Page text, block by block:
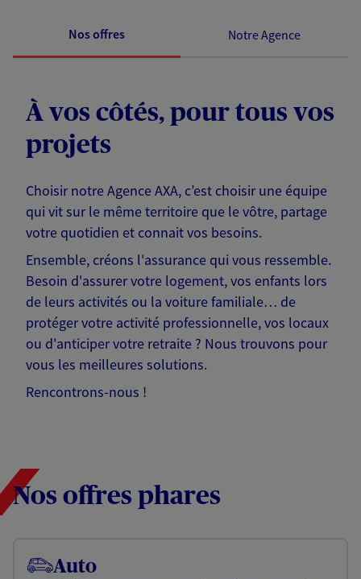
Nos offres Notre Agence
À vos côtés, pour tous vos
projets
Choisir notre Agence AXA, c’est choisir une équipe
qui vit sur le même territoire que le vôtre, partage
votre quotidien et connait vos besoins.
Ensemble, créons l'assurance qui vous ressemble.
Besoin d'assurer votre logement, vos enfants lors
de leurs activités ou la voiture familiale… de
protéger votre activité professionnelle, vos locaux
ou d'anticiper votre retraite ? Nous trouvons pour
vous les meilleures solutions.
Rencontrons-nous !
Nos offres phares
Auto